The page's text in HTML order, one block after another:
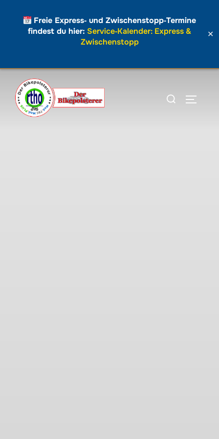
Inhalt
springen
Freie Express‑ und Zwischenstopp‑Termine
findest du hier: Service‑Kalender: Express &
Zwischenstopp
✕
Suchen